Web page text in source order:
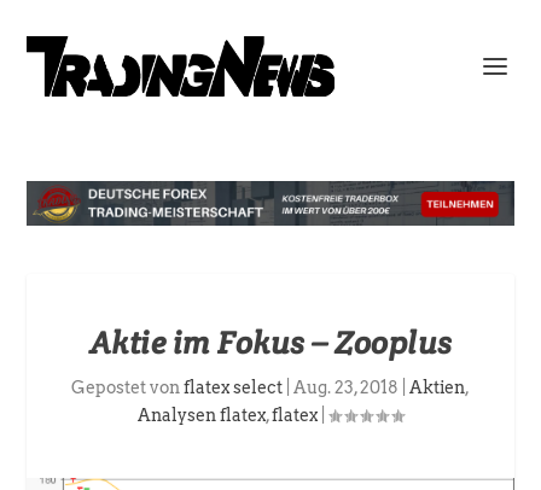
Aktie im Fokus – Zooplus
Gepostet vonflatex select Aug. 23, 2018 Aktien,
Analysen flatex,flatex